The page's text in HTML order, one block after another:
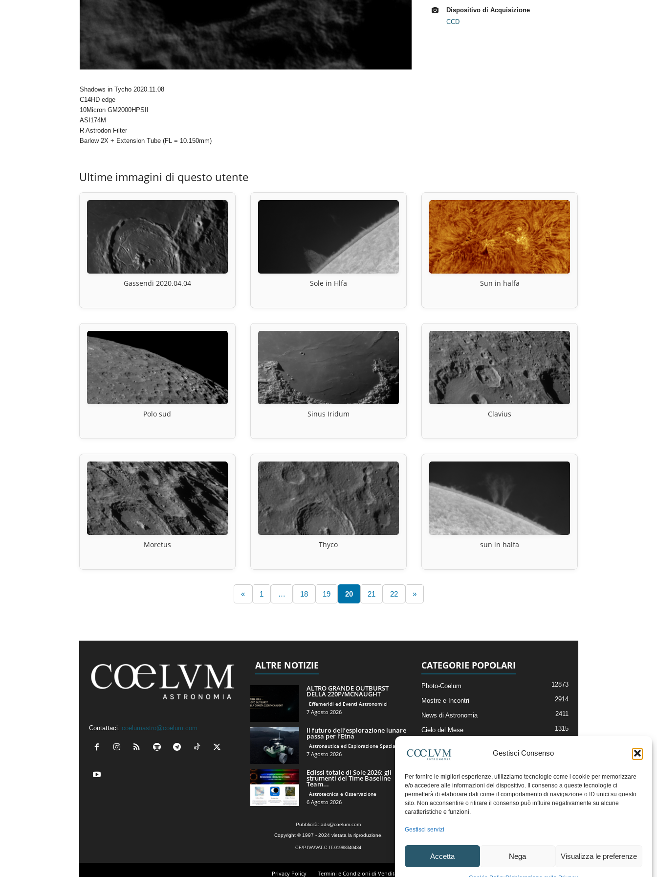
Gestisci Consenso
Per fornire le migliori esperienze, utilizziamo tecnologie come i cookie per memorizzare
e/o accedere alle informazioni del dispositivo. Il consenso a queste tecnologie ci
permetterà di elaborare dati come il comportamento di navigazione o ID unici su questo
sito. Non acconsentire o ritirare il consenso può influire negativamente su alcune
caratteristiche e funzioni.
Gestisci servizi
Accetta Nega Visualizza le preferenze
Shadows in Tycho 2020.11.08
C14HD edge
10Micron GM2000HPSII
ASI174M
R Astrodon Filter
Barlow 2X + Extension Tube (FL = 10.150mm)
Dispositivo di Acquisizione
CCD
Ultime immagini di questo utente
Gassendi 2020.04.04 Sole in Hlfa Sun in halfa
Polo sud Sinus Iridum Clavius
Moretus Thyco sun in halfa
« 1 … 18 19 20 21 22 »
Contattaci: coelumastro@coelum.com
ALTRE NOTIZIE
ALTRO GRANDE OUTBURST
DELLA 220P/MCNAUGHT
Effemeridi ed Eventi Astronomici
7 Agosto 2026
Il futuro dell’esplorazione lunare
passa per l’Etna
Astronautica ed Esplorazione Spaziale
7 Agosto 2026
Eclissi totale di Sole 2026: gli
strumenti del Time Baseline
Team...
Astrotecnica e Osservazione
6 Agosto 2026
CATEGORIE POPOLARI
Photo-Coelum 12873
Mostre e Incontri 2914
News di Astronomia 2411
Cielo del Mese 1315
Articoli e Risorse On-Line
Il Blog della Redazione
Pubblicità: ads@coelum.com
Copyright © 1997 - 2024 vietata la riproduzione.
CF/P.IVA/VAT.C IT.01988340434
Privacy Policy Termini e Condizioni di Vendita